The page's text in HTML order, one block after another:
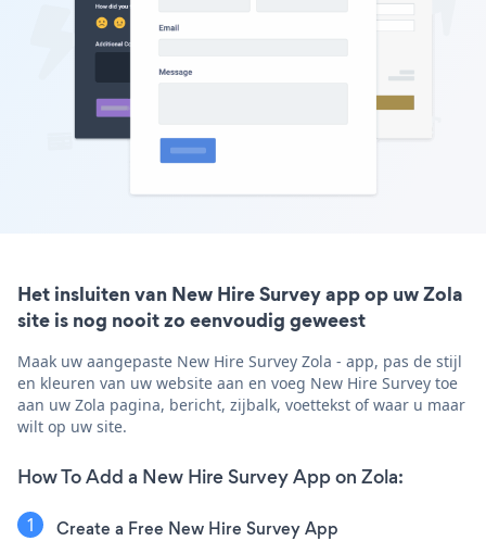
Het insluiten van New Hire Survey app op uw Zola
site is nog nooit zo eenvoudig geweest
Maak uw aangepaste New Hire Survey Zola - app, pas de stijl
en kleuren van uw website aan en voeg New Hire Survey toe
aan uw Zola pagina, bericht, zijbalk, voettekst of waar u maar
wilt op uw site.
How To Add a New Hire Survey App on Zola:
Create a Free New Hire Survey App